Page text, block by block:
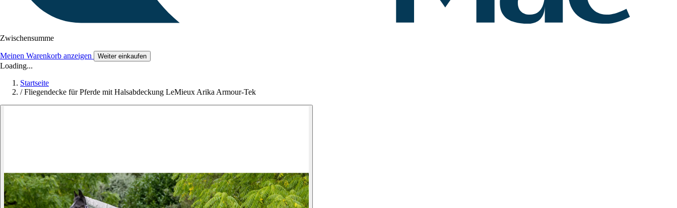
Zwischensumme
Meinen Warenkorb anzeigen Weiter einkaufen
Loading...
Startseite
/ Fliegendecke für Pferde mit Halsabdeckung LeMieux Arika Armour-Tek